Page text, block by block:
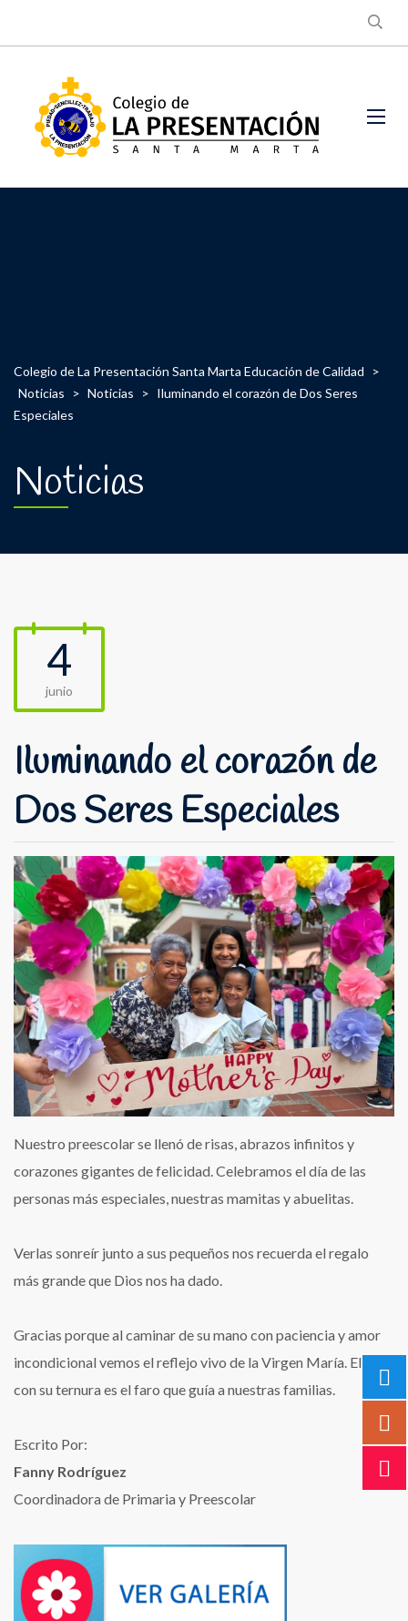
Colegio de La Presentación Santa Marta Educación de Calidad
>
Noticias
> Noticias > Iluminando el corazón de Dos Seres
Especiales
Noticias
4
junio
Iluminando el corazón de
Dos Seres Especiales
Nuestro preescolar se llenó de risas, abrazos infinitos y
corazones gigantes de felicidad. Celebramos el día de las
personas más especiales, nuestras mamitas y abuelitas.
​Verlas sonreír junto a sus pequeños nos recuerda el regalo
más grande que Dios nos ha dado.
Gracias porque al caminar de su mano con paciencia y amor
incondicional vemos el reflejo vivo de la Virgen María. Ella,
con su ternura es el faro que guía a nuestras familias.
Escrito Por:
Fanny Rodríguez
Coordinadora de Primaria y Preescolar